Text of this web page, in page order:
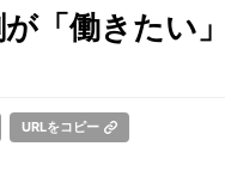
「働きたい」
URLをコピー